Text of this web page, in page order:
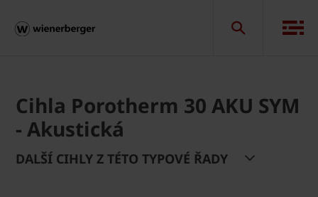
Cihla Porotherm 30 AKU SYM
- Akustická
DALŠÍ CIHLY Z TÉTO TYPOVÉ ŘADY